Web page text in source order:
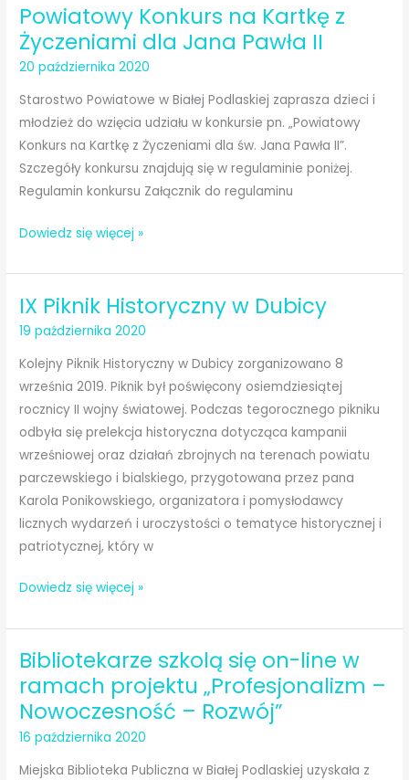
kolędę
dziękujemy”
Powiatowy Konkurs na Kartkę z
Życzeniami dla Jana Pawła II
20 października 2020
Starostwo Powiatowe w Białej Podlaskiej zaprasza dzieci i
młodzież do wzięcia udziału w konkursie pn. „Powiatowy
Konkurs na Kartkę z Życzeniami dla św. Jana Pawła II”.
Szczegóły konkursu znajdują się w regulaminie poniżej.
Regulamin konkursu Załącznik do regulaminu
Powiatowy
na
Kartkę
z
dla
Jana
Pawła
II
Dowiedz się więcej »
IX Piknik Historyczny w Dubicy
19 października 2020
Kolejny Piknik Historyczny w Dubicy zorganizowano 8
września 2019. Piknik był poświęcony osiemdziesiątej
rocznicy II wojny światowej. Podczas tegorocznego pikniku
odbyła się prelekcja historyczna dotycząca kampanii
wrześniowej oraz działań zbrojnych na terenach powiatu
parczewskiego i bialskiego, przygotowana przez pana
Karola Ponikowskiego, organizatora i pomysłodawcy
licznych wydarzeń i uroczystości o tematyce historycznej i
patriotycznej, który w
IX
Historyczny
w
Dubicy
Dowiedz się więcej »
Bibliotekarze szkolą się on-line w
ramach projektu „Profesjonalizm –
Nowoczesność – Rozwój”
16 października 2020
Miejska Biblioteka Publiczna w Białej Podlaskiej uzyskała z